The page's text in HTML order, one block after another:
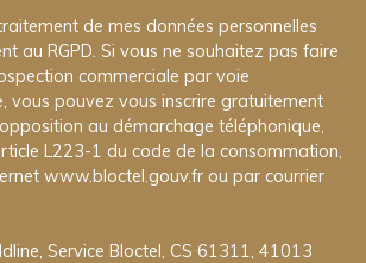
de mes données personnelles
au RGPD. Si vous ne souhaitez pas faire
commerciale par voie
vous pouvez vous inscrire gratuitement
au démarchage téléphonique,
L223-1 du code de la consommation,
www.bloctel.gouv.fr ou par courrier
Service Bloctel, CS 61311, 41013